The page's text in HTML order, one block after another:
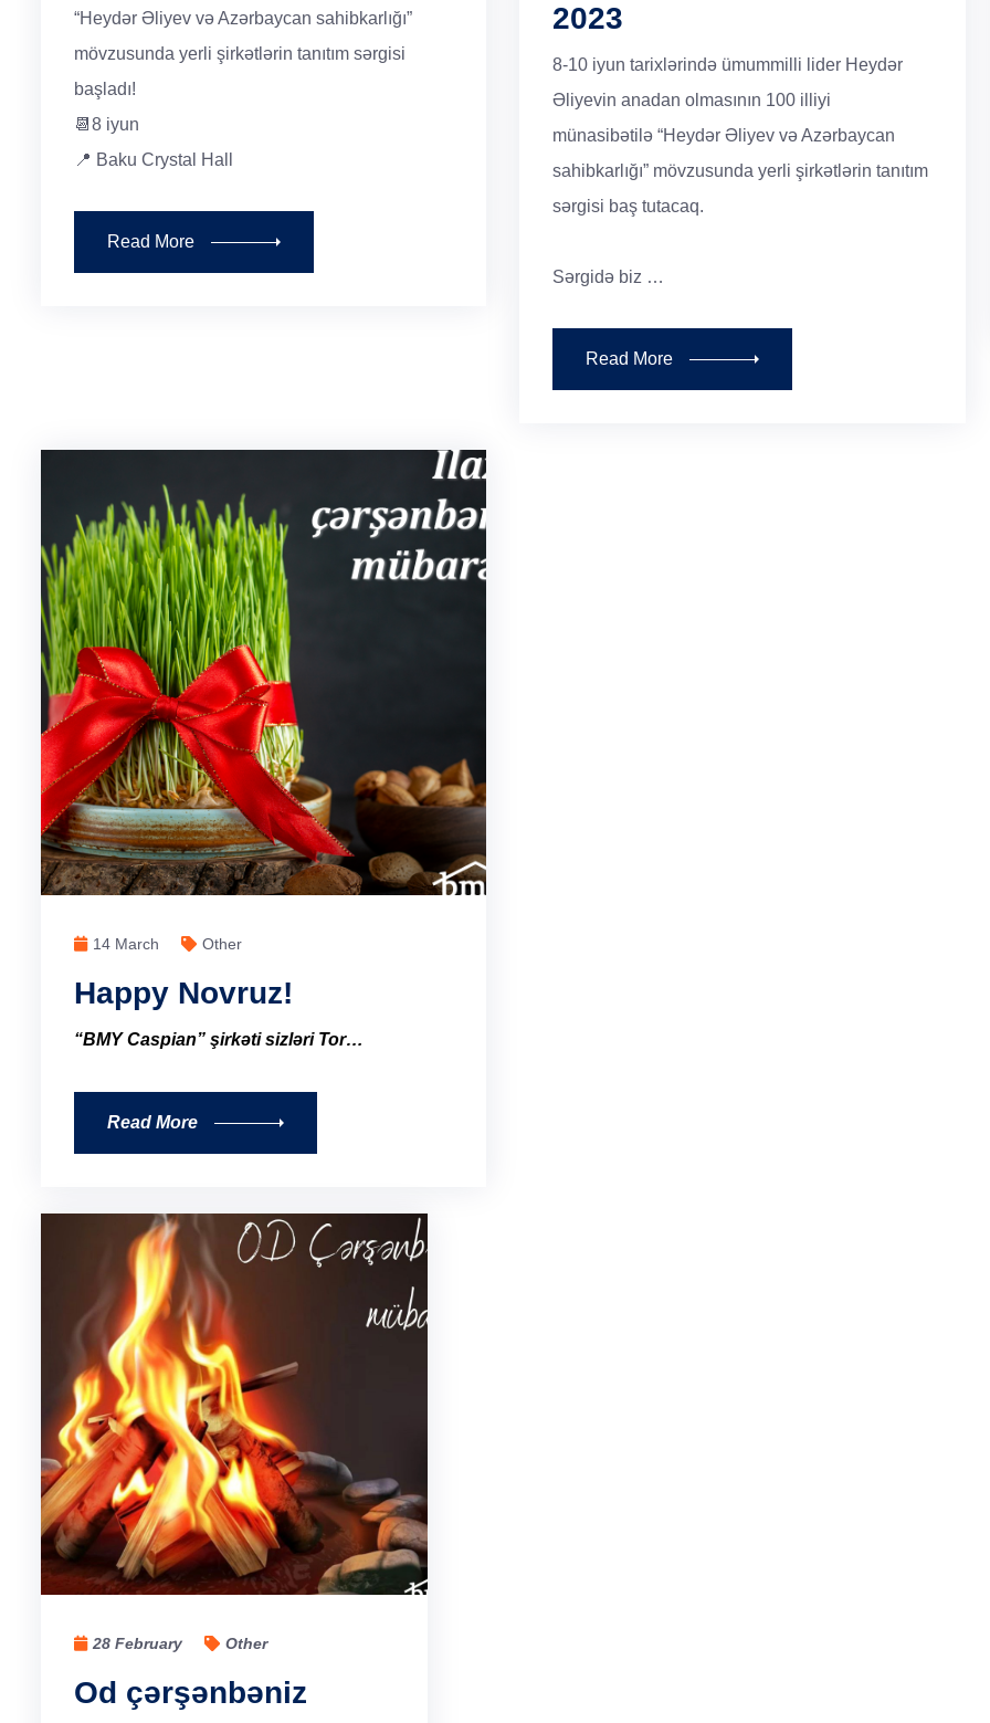
“Heydər Əliyev və Azərbaycan sahibkarlığı”
mövzusunda yerli şirkətlərin tanıtım sərgisi
başladı!
📆8 iyun
📍 Baku Crystal Hall
Read More
2023
8-10 iyun tarixlərində ümummilli lider Heydər
Əliyevin anadan olmasının 100 illiyi
münasibətilə “Heydər Əliyev və Azərbaycan
sahibkarlığı” mövzusunda yerli şirkətlərin tanıtım
sərgisi baş tutacaq.
Sərgidə biz …
Read More
14 March Other
Happy Novruz!
“BMY Caspian” şirkəti sizləri Tor…
Read More
28 February Other
Od çərşənbəniz